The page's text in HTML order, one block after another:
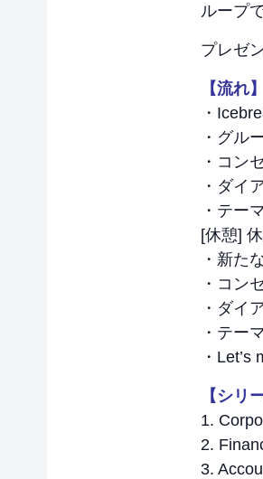
ループ
プレゼ
【流れ】
・
・グル
・コン
・ダイ
・テー
[休憩]
・新た
・コン
・ダイ
・テー
・
【シリ
1.
2.
3.